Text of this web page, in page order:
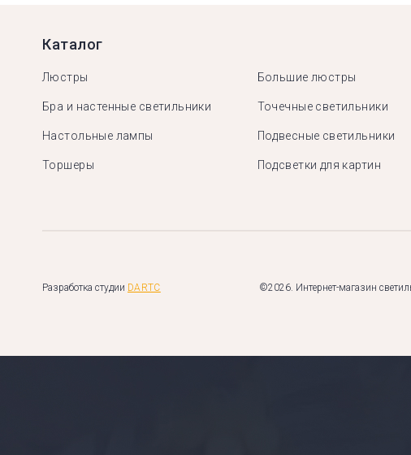
Каталог
Люстры
Бра и настенные светильники
Настольные лампы
Торшеры
Большие люстры
Точечные светильники
Подвесные светильники
Подсветки для картин
Разработка студии DARTC ©2026. Интернет-магазин